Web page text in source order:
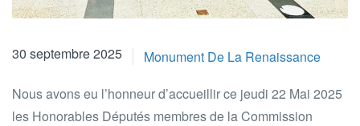
30 septembre 2025
Monument De La Renaissance
Nous avons eu l’honneur d’accueillir ce jeudi 22 Mai 2025
les Honorables Députés membres de la Commission